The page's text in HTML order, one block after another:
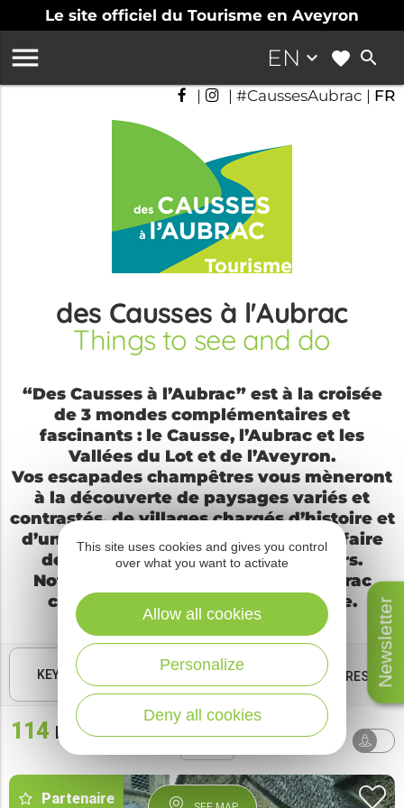
Le site officiel du Tourisme en Aveyron
Newsletter
EN keyboard_arrow_down search

| | #CaussesAubrac | FR
des Causses à l'Aubrac
Things to see and do
“Des Causses à l’Aubrac” est à la croisée
de 3 mondes complémentaires et
fascinants : le Causse, l’Aubrac et les
Vallées du Lot et de l’Aveyron.
Vos escapades champêtres vous mèneront
à la découverte de paysages variés et
contrastés, de villages chargés d’histoire et
d’un riche patrimoine, et des savoir-faire
de nos artisans d’art et producteurs.
Notre territoire des Causses à l’Aubrac
comblera votre soif de découverte.
KEYWORDS FILTRES
114 results AROUND ME
Partenaire
This site uses cookies and gives you control
over what you want to activate
Deny all cookies
Personalize
Allow all cookies